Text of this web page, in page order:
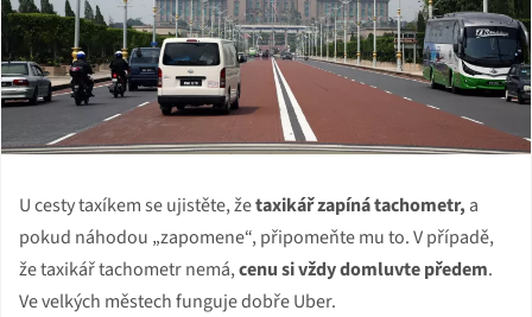
U cesty taxíkem se ujistěte, žetaxikář zapíná tachometr, a
pokud náhodou „zapomene“, připomeňte mu to. V případě,
že taxikář tachometr nemá,cenu si vždy domluvte předem.
Ve velkých městech funguje dobře Uber.